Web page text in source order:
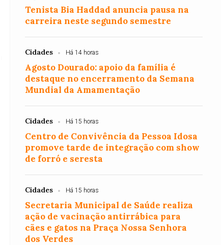
Tenista Bia Haddad anuncia pausa na
carreira neste segundo semestre
Cidades Há 14 horas
Agosto Dourado: apoio da família é
destaque no encerramento da Semana
Mundial da Amamentação
Cidades Há 15 horas
Centro de Convivência da Pessoa Idosa
promove tarde de integração com show
de forró e seresta
Cidades Há 15 horas
Secretaria Municipal de Saúde realiza
ação de vacinação antirrábica para
cães e gatos na Praça Nossa Senhora
dos Verdes